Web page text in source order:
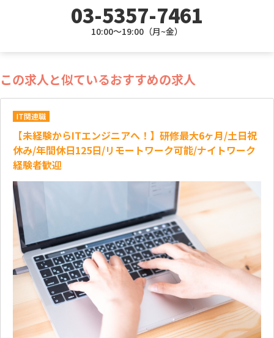
03-5357-7461
10:00～19:00（月~金）
この求人と似ているおすすめの求人
IT関連職
【未経験からITエンジニアへ！】研修最大6ヶ月/土日祝
休み/年間休日125日/リモートワーク可能/ナイトワーク
経験者歓迎